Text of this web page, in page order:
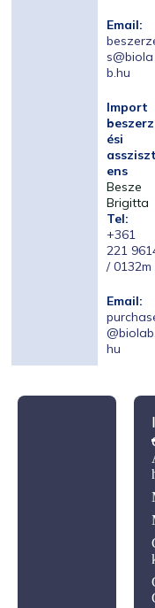
Email:
s@biola
b.hu
Import
beszerz
ési
assziszt
ens
Besze
Brigitta
Tel:
+361
221
/ 0132m
Email:
@biolab.
hu